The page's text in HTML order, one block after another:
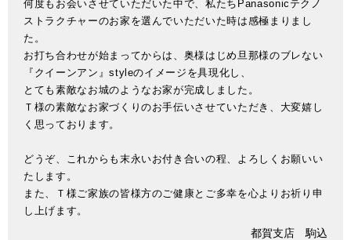
何度もお会いさせていただいた中で、私たちPanasonicテクノ
ストラクチャーのお家を選んでいただいた時は感極まりまし
た。
お打ち合わせが始まってからは、奥様はじめ旦那様のブレない
『クイーンアン』styleのイメージを具現化し、
とても素敵なお城のようなお家が完成しました。
Ｔ様の素敵なお家づくりのお手伝いさせていただき、大変嬉し
く思っております。
どうぞ、これからも末永いお付き合いの程、よろしくお願いい
たします。
また、Ｔ様ご家族の皆様方のご健康とご多幸を心よりお祈り申
し上げます。
都賀支店 駒込